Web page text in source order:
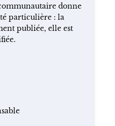
donne
particulière : la
publiée, elle est